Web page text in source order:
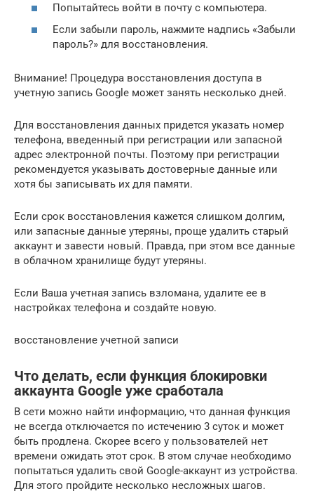
Попытайтесь войти в почту с компьютера.
Если забыли пароль, нажмите надпись «Забыли
пароль?» для восстановления.
Внимание! Процедура восстановления доступа в
учетную запись Google может занять несколько дней.
Для восстановления данных придется указать номер
телефона, введенный при регистрации или запасной
адрес электронной почты. Поэтому при регистрации
рекомендуется указывать достоверные данные или
хотя бы записывать их для памяти.
Если срок восстановления кажется слишком долгим,
или запасные данные утеряны, проще удалить старый
аккаунт и завести новый. Правда, при этом все данные
в облачном хранилище будут утеряны.
Если Ваша учетная запись взломана, удалите ее в
настройках телефона и создайте новую.
восстановление учетной записи
Что делать, если функция блокировки
аккаунта Google уже сработала
В сети можно найти информацию, что данная функция
не всегда отключается по истечению 3 суток и может
быть продлена. Скорее всего у пользователей нет
времени ожидать этот срок. В этом случае необходимо
попытаться удалить свой Google-аккаунт из устройства.
Для этого пройдите несколько несложных шагов.